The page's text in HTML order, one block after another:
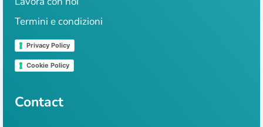
Termini e condizioni
Privacy Policy
Cookie Policy
Contact